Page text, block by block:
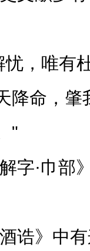
忧，唯有
降命，
"
字·巾部
诰》中